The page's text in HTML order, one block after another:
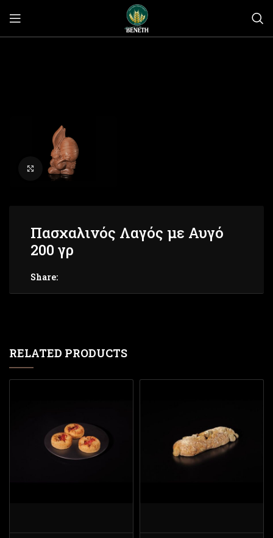
Click to enlarge
Πασχαλινός Λαγός με Αυγό
200 γρ
Share:
RELATED PRODUCTS